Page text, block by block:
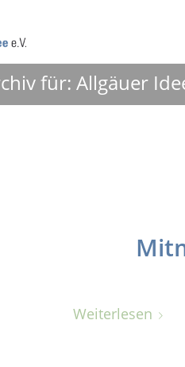
für: Allgäuer
Weiterlesen